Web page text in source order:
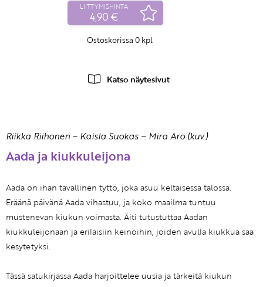
LIITTYMISHINTA
4,90 €
Ostoskorissa 0 kpl
Katso näytesivut
Riikka Riihonen – Kaisla Suokas – Mira Aro (kuv.)
Aada ja kiukkuleijona
Aada on ihan tavallinen tyttö, joka asuu keltaisessa talossa.
Eräänä päivänä Aada vihastuu, ja koko maailma tuntuu
mustenevan kiukun voimasta. Äiti tutustuttaa Aadan
kiukkuleijonaan ja erilaisiin keinoihin, joiden avulla kiukkua saa
kesytetyksi.
Tässä satukirjassa Aada harjoittelee uusia ja tärkeitä kiukun